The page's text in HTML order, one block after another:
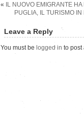
«
IL NUOVO EMIGRANTE HA
PUGLIA, IL TURISMO
Leave a Reply
You must be logged in to post